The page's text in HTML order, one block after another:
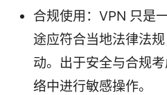
合规使用：VPN 只是
途应符合当地法律法
动。出于安全与合规
络中进行敏感操作。